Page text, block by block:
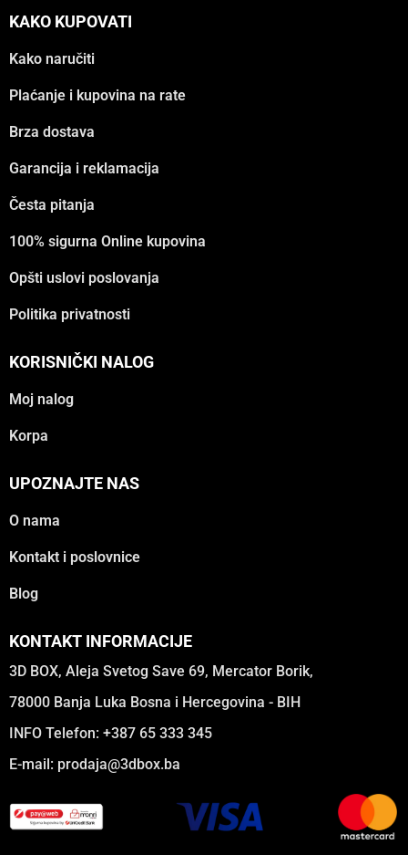
KAKO KUPOVATI
Kako naručiti
Plaćanje i kupovina na rate
Brza dostava
Garancija i reklamacija
Česta pitanja
100% sigurna Online kupovina
Opšti uslovi poslovanja
Politika privatnosti
KORISNIČKI NALOG
Moj nalog
Korpa
UPOZNAJTE NAS
O nama
Kontakt i poslovnice
Blog
KONTAKT INFORMACIJE
3D BOX, Aleja Svetog Save 69, Mercator Borik,
78000 Banja Luka Bosna i Hercegovina - BIH
INFO Telefon: +387 65 333 345
E-mail: prodaja@3dbox.ba